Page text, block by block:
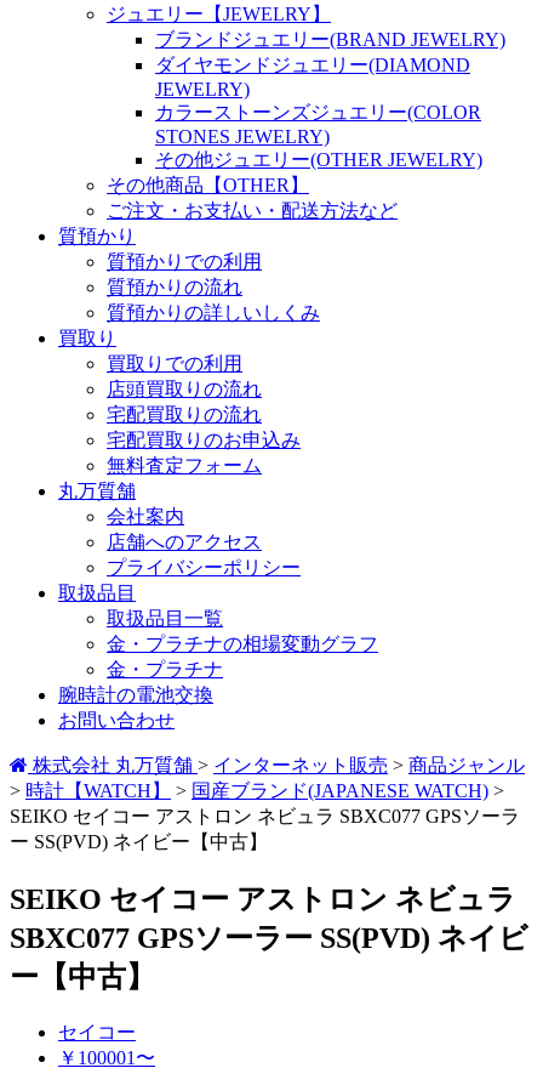
ジュエリー【JEWELRY】
ブランドジュエリー(BRAND JEWELRY)
ダイヤモンドジュエリー(DIAMOND
JEWELRY)
カラーストーンズジュエリー(COLOR
STONES JEWELRY)
その他ジュエリー(OTHER JEWELRY)
その他商品【OTHER】
ご注文・お支払い・配送方法など
質預かり
質預かりでの利用
質預かりの流れ
質預かりの詳しいしくみ
買取り
買取りでの利用
店頭買取りの流れ
宅配買取りの流れ
宅配買取りのお申込み
無料査定フォーム
丸万質舗
会社案内
店舗へのアクセス
プライバシーポリシー
取扱品目
取扱品目一覧
金・プラチナの相場変動グラフ
金・プラチナ
腕時計の電池交換
お問い合わせ
株式会社 丸万質舗 > インターネット販売 > 商品ジャンル
> 時計【WATCH】 > 国産ブランド(JAPANESE WATCH) >
SEIKO セイコー アストロン ネビュラ SBXC077 GPSソーラ
ー SS(PVD) ネイビー【中古】
SEIKO セイコー アストロン ネビュラ
SBXC077 GPSソーラー SS(PVD) ネイビ
ー【中古】
セイコー
￥100001〜